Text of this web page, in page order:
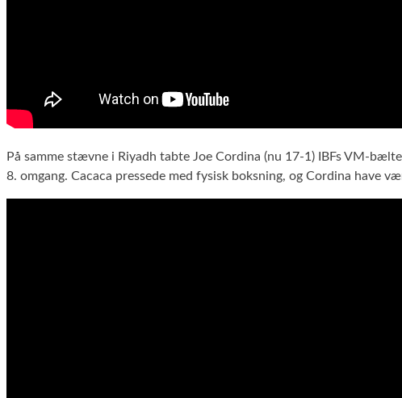
På samme stævne i Riyadh tabte Joe Cordina (nu 17-1) IBFs VM-
8. omgang. Cacaca pressede med fysisk boksning, og Cordina have